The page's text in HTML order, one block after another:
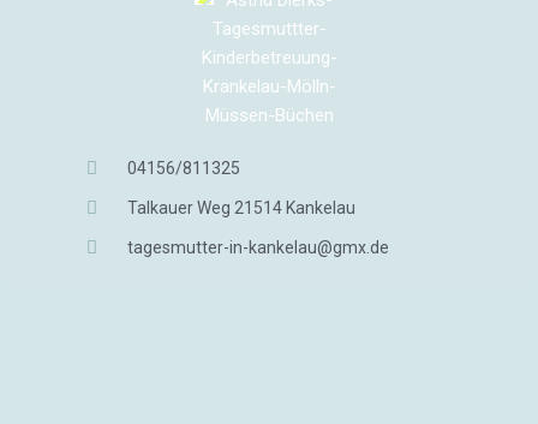
04156/811325
Talkauer Weg 21514 Kankelau
tagesmutter-in-kankelau@gmx.de